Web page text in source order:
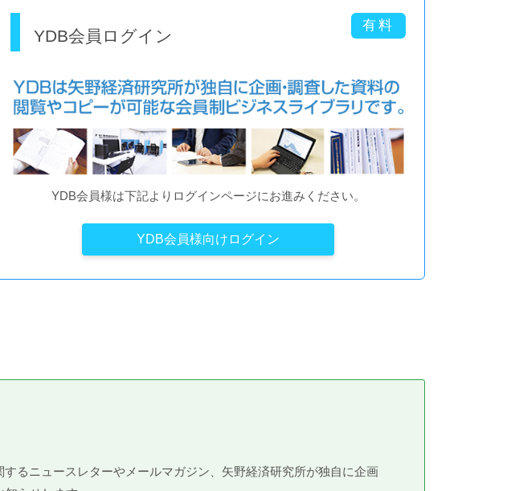
YDB会員ログイン
YDB会員様は下記よりログインページにお進みください。
YDB会員様向けログイン
るニュースレターやメールマガジン、矢野経済研究所が独自に企画